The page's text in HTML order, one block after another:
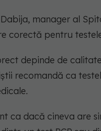
manager al
corectă pentru
depinde de
recomandă ca
ca dacă cineva are